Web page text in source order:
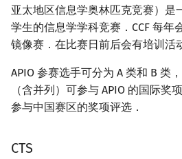
亚太地区信息学奥林匹克竞赛）是
学生的信息学学科竞赛．CCF 每年
镜像赛．在比赛日前后会有培训活
APIO 参赛选手可分为 A 类和 B 类
（含并列）可参与 APIO 的国际奖
参与中国赛区的奖项评选．
CTS